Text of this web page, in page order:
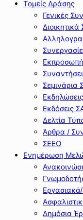
Τομείς Δράσης
Γενικές
Σεμινάρια
Εκδόσεις
Δελτία
Άρθρα /
ΣΕΕΟ
Ενημέρωση
Δημόσια